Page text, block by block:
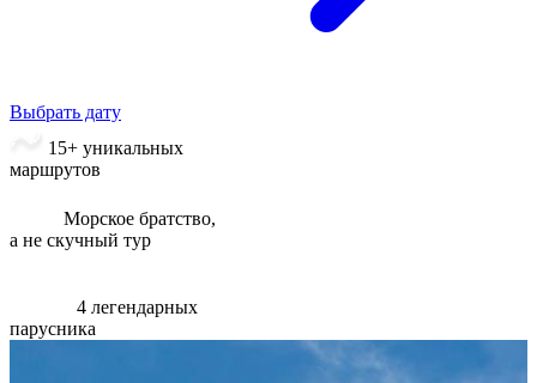
Выбрать дату
15+ уникальных
маршрутов
Морское братство,
а не скучный тур
4 легендарных
парусника